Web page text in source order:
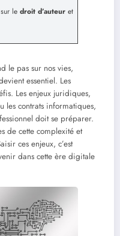
le droit d’auteur et
le pas sur nos vies,
essentiel. Les
Les enjeux juridiques,
les contrats informatiques,
doit se préparer.
de cette complexité et
ces enjeux, c’est
dans cette ère digitale